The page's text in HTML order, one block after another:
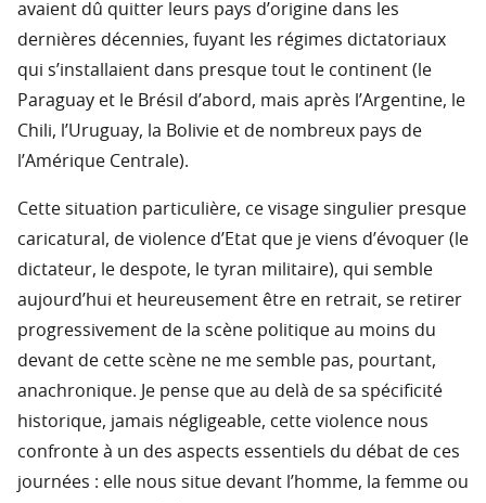
avaient dû quitter leurs pays d’origine dans les
dernières décennies, fuyant les régimes dictatoriaux
qui s’installaient dans presque tout le continent (le
Paraguay et le Brésil d’abord, mais après l’Argentine, le
Chili, l’Uruguay, la Bolivie et de nombreux pays de
l’Amérique Centrale).
Cette situation particulière, ce visage singulier presque
caricatural, de violence d’Etat que je viens d’évoquer (le
dictateur, le despote, le tyran militaire), qui semble
aujourd’hui et heureusement être en retrait, se retirer
progressivement de la scène politique au moins du
devant de cette scène ne me semble pas, pourtant,
anachronique. Je pense que au delà de sa spécificité
historique, jamais négligeable, cette violence nous
confronte à un des aspects essentiels du débat de ces
journées : elle nous situe devant l’homme, la femme ou